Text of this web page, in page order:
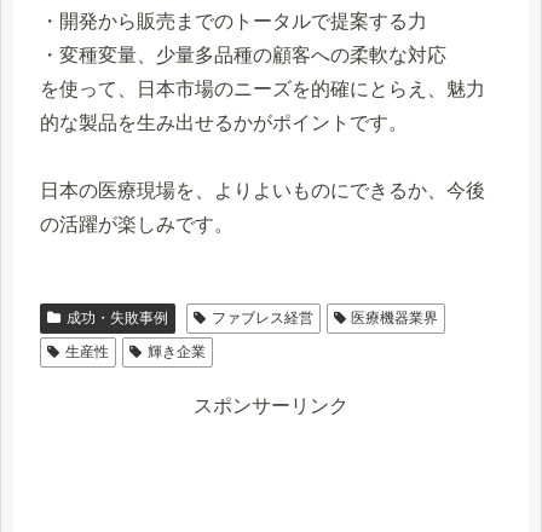
・開発から販売までのトータルで提案する力
・変種変量、少量多品種の顧客への柔軟な対応
を使って、日本市場のニーズを的確にとらえ、魅力
的な製品を生み出せるかがポイントです。
日本の医療現場を、よりよいものにできるか、今後
の活躍が楽しみです。
成功・失敗事例 ファブレス経営
医療機器業界
生産性
輝き企業
スポンサーリンク